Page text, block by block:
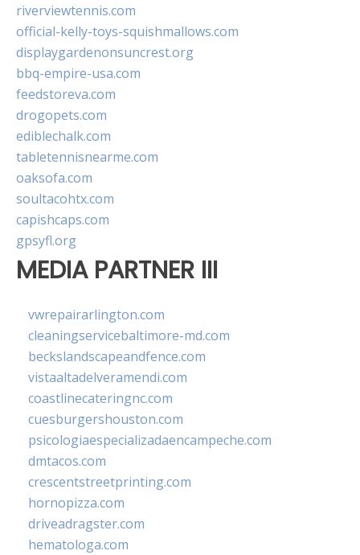
riverviewtennis.com
official-kelly-toys-squishmallows.com
displaygardenonsuncrest.org
bbq-empire-usa.com
feedstoreva.com
drogopets.com
ediblechalk.com
tabletennisnearme.com
oaksofa.com
soultacohtx.com
capishcaps.com
gpsyfl.org
MEDIA PARTNER III
vwrepairarlington.com
cleaningservicebaltimore-md.com
beckslandscapeandfence.com
vistaaltadelveramendi.com
coastlinecateringnc.com
cuesburgershouston.com
psicologiaespecializadaencampeche.com
dmtacos.com
crescentstreetprinting.com
hornopizza.com
driveadragster.com
hematologa.com